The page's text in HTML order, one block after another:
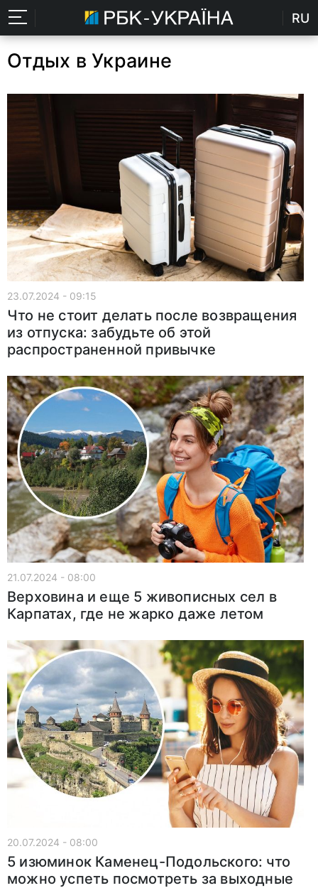
RU
Отдых в Украине
23.07.2024 - 09:15
Что не стоит делать после возвращения
из отпуска: забудьте об этой
распространенной привычке
21.07.2024 - 08:00
Верховина и еще 5 живописных сел в
Карпатах, где не жарко даже летом
20.07.2024 - 08:00
5 изюминок Каменец-Подольского: что
можно успеть посмотреть за выходные